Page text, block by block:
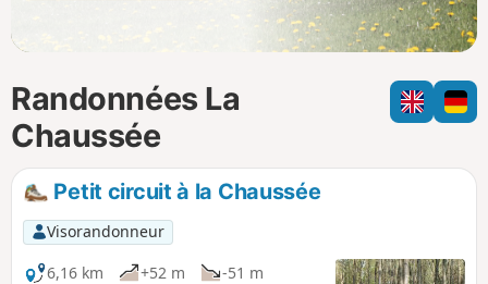
Randonnées La
Chaussée
Petit circuit à la Chaussée
Visorandonneur
6,16 km
+52 m
-51 m